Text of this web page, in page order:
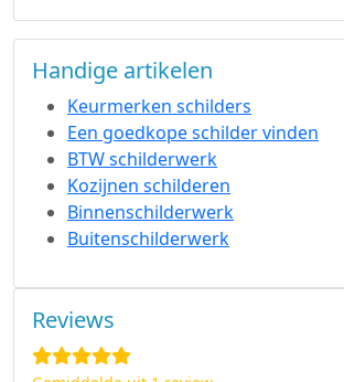
Handige artikelen
Keurmerken schilders
Een goedkope schilder vinden
BTW schilderwerk
Kozijnen schilderen
Binnenschilderwerk
Buitenschilderwerk
Reviews